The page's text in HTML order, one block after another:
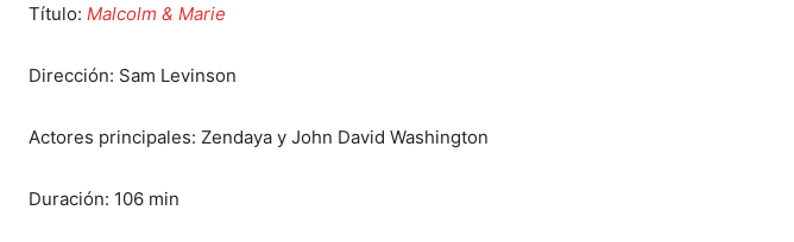
Título: Malcolm & Marie
Dirección: Sam Levinson
Actores principales: Zendaya y John David Washington
Duración: 106 min